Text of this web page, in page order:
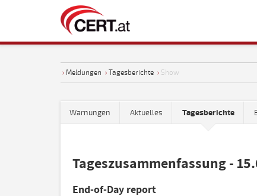
› Meldungen › Tagesberichte › Show
Warnungen Aktuelles Tagesberichte
Tageszusammenfassung -
End-of-Day report